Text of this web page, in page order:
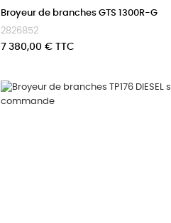
Broyeur de branches GTS 1300R-G
2826852
Prix
7 380,00 € TTC